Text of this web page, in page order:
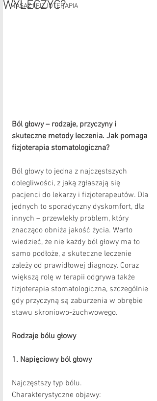
MASAŻ I FIZJOTERAPIA
WYLECZYĆ?
Ból głowy – rodzaje, przyczyny i
skuteczne metody leczenia. Jak pomaga
fizjoterapia stomatologiczna?
Ból głowy to jedna z najczęstszych
dolegliwości, z jaką zgłaszają się
pacjenci do lekarzy i fizjoterapeutów. Dla
jednych to sporadyczny dyskomfort, dla
innych – przewlekły problem, który
znacząco obniża jakość życia. Warto
wiedzieć, że nie każdy ból głowy ma to
samo podłoże, a skuteczne leczenie
zależy od prawidłowej diagnozy. Coraz
większą rolę w terapii odgrywa także
fizjoterapia stomatologiczna, szczególnie
gdy przyczyną są zaburzenia w obrębie
stawu skroniowo-żuchwowego.
Rodzaje bólu głowy
1. Napięciowy ból głowy
Najczęstszy typ bólu.
Charakterystyczne objawy: